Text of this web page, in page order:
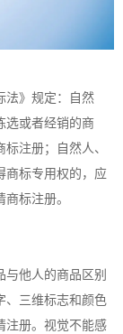
法》规定：自然
选或者经销的商
标注册；自然人、
商标专用权的，应
标注册。
他人的商品区别
、三维标志和颜色
注册。视觉不能感